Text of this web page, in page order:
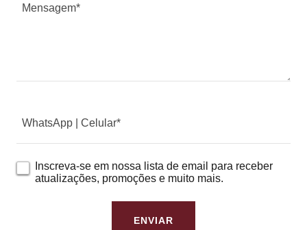
WhatsApp | Celular*
Inscreva-se em nossa lista de email para receber
atualizações, promoções e muito mais.
ENVIAR